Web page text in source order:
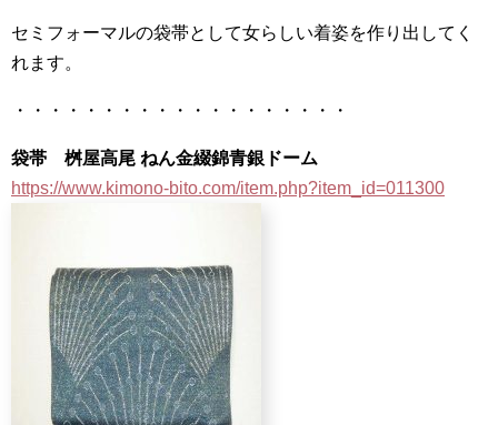
セミフォーマルの袋帯として女らしい着姿を作り出してく
れます。
・・・・・・・・・・・・・・・・・・・
袋帯 桝屋高尾 ねん金綴錦青銀ドーム
https://www.kimono-bito.com/item.php?item_id=011300